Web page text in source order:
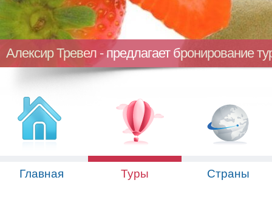
Алексир Тревел - предлагает бронирование
Главная Туры Страны